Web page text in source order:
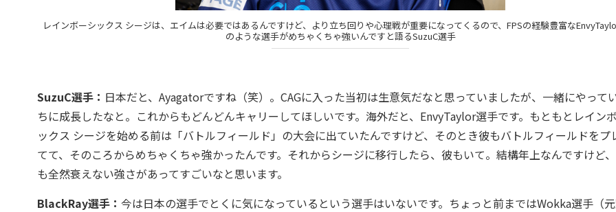
レインボーシックス シージは、エイムは必要ではあるんですけど、より立ち回りや心理戦が重要になってくるので、FPSの経験豊富な
のような選手がめちゃくちゃ強いんですと語るSuzuC選手
SuzuC選手： 日本だと、Ayagatorですね（笑）。CAGに入った当初は生意気だなと思っていましたが、一緒にやって
ちに成長したなと。これからもどんどんキャリーしてほしいです。海外だと、EnvyTaylor選手です。もともとレイン
ックス シージを始める前は「バトルフィールド」の大会に出ていたんですけど、そのとき彼もバトルフィールドをプ
てて、そのころからめちゃくちゃ強かったんです。それからシージに移行したら、彼もいて。結構年上なんですけど
も全然衰えない強さがあってすごいなと思います。
BlackRay選手： 今は日本の選手でとくに気になっているという選手はいないです。ちょっと前まではWokka選手（